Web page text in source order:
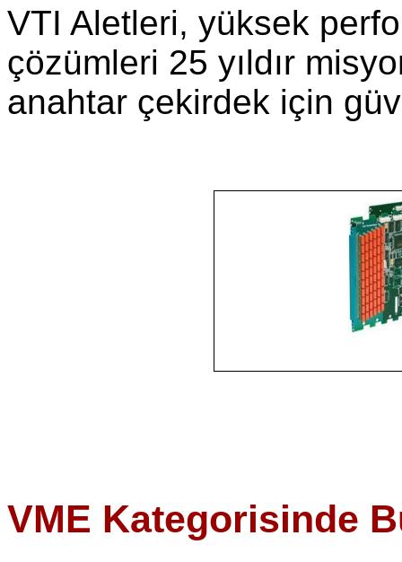
VTI Aletleri, yüksek
çözümleri 25 yıldır
anahtar çekirdek için
VME Kategorisinde